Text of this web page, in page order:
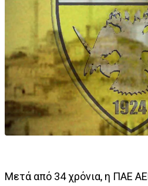
Μετά από 34 χρόνια, η ΠΑΕ